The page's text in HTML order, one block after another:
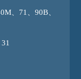
、71、90B、